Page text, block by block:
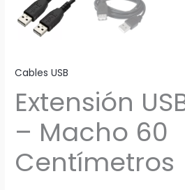
Cables USB
Extensión
– Macho 60
Centímetros